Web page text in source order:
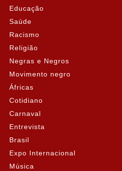
Educação
Saúde
Racismo
Religião
Negras e Negros
Movimento negro
Áfricas
Cotidiano
Carnaval
Entrevista
Brasil
Expo Internacional
Música